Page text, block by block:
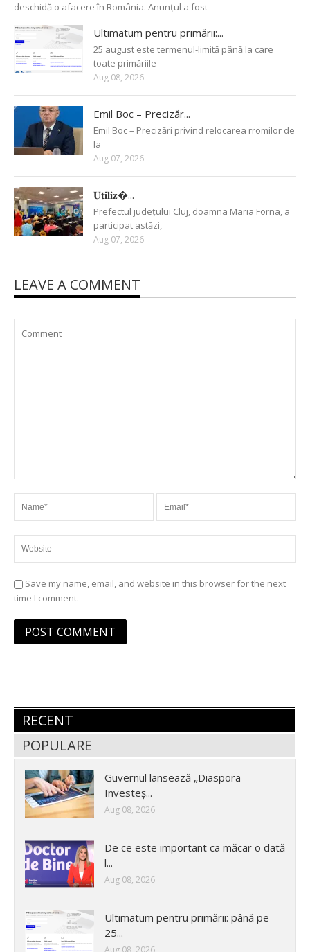
deschidă o afacere în România. Anunțul a fost
Ultimatum pentru primării:...
25 august este termenul-limită până la care
toate primăriile
Aug 08, 2026
Emil Boc – Precizăr...
Emil Boc – Precizări privind relocarea rromilor de
la
Aug 07, 2026
𝐔𝐭𝐢𝐥𝐢𝐳�...
Prefectul județului Cluj, doamna Maria Forna, a
participat astăzi,
Aug 07, 2026
LEAVE A COMMENT
Save my name, email, and website in this browser for the next
time I comment.
RECENT
POPULARE
Guvernul lansează „Diaspora
Investeș...
Aug 08, 2026
De ce este important ca măcar o dată
l...
Aug 08, 2026
Ultimatum pentru primării: până pe
25...